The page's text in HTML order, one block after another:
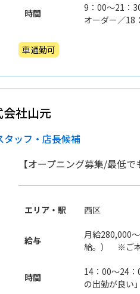
時間
9：00〜21：
オーダー／
車通勤可
会社山元
タッフ・店長候補
【オープニング募集/最低
エリア・駅 西区
給与
月給280,000
給。） ※ご本
時間
14：00〜24
の出勤が良い